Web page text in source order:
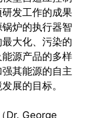
发工作的成果
炉的执行器智
大化、污染的
源产品的多样
其能源的自主
展的目标。
Dr. George